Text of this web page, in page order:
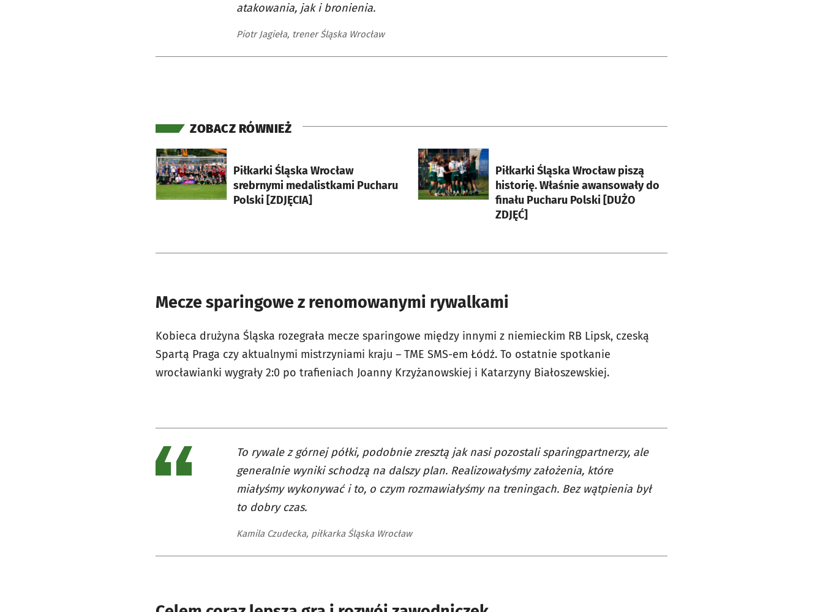
atakowania, jak i bronienia.
Piotr Jagieła, trener Śląska Wrocław
ZOBACZ RÓWNIEŻ
Piłkarki Śląska Wrocław
srebrnymi medalistkami Pucharu
Polski [ZDJĘCIA]
otworzy się w nowej karcie
Piłkarki Śląska Wrocław piszą
historię. Właśnie awansowały do
finału Pucharu Polski [DUŻO
ZDJĘĆ]
otworzy się w nowej karcie
Mecze sparingowe z renomowanymi rywalkami
Kobieca drużyna Śląska rozegrała mecze sparingowe między innymi z niemieckim RB Lipsk, czeską
Spartą Praga czy aktualnymi mistrzyniami kraju – TME SMS-em Łódź. To ostatnie spotkanie
wrocławianki wygrały 2:0 po trafieniach Joanny Krzyżanowskiej i Katarzyny Białoszewskiej.
To rywale z górnej półki, podobnie zresztą jak nasi pozostali sparingpartnerzy, ale
generalnie wyniki schodzą na dalszy plan. Realizowałyśmy założenia, które
miałyśmy wykonywać i to, o czym rozmawiałyśmy na treningach. Bez wątpienia był
to dobry czas.
Kamila Czudecka, piłkarka Śląska Wrocław